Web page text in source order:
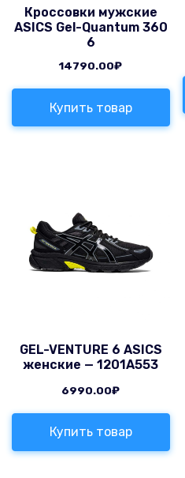
Кроссовки мужские
ASICS Gel-Quantum 360
6
14790.00₽
Купить товар
GEL-VENTURE 6 ASICS
женские — 1201A553
6990.00₽
Купить товар